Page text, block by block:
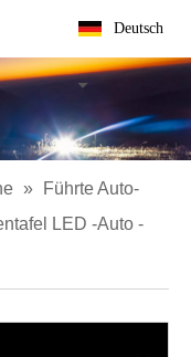
Deutsch
»
Führte Auto-
LED -Auto -